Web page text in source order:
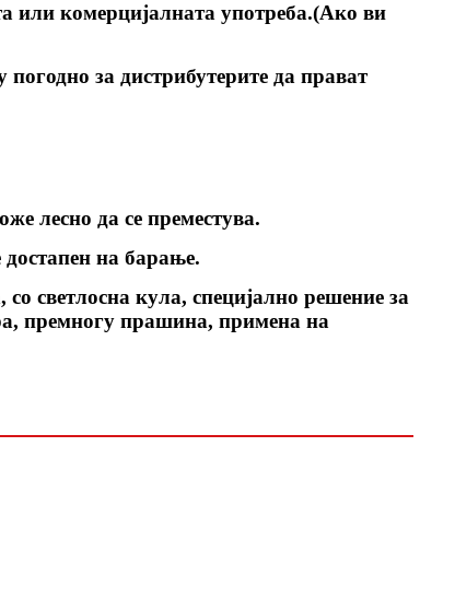
или комерцијалната употреба.(Ако ви
за дистрибутерите да прават
лесно да се преместува.
на барање.
светлосна кула, специјално решение за
премногу прашина, примена на